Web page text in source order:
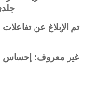
تم الإبلاغ عن
غير معروف: إحساس